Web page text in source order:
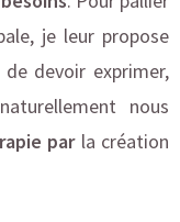
je leur propose
devoir exprimer,
nous
parla création